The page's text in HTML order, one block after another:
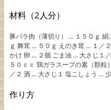
材料（2人分）
豚バラ肉（薄切り） … １５０ｇ
ｇ 舞茸 … ５０ｇ えのき茸 … １／
かけ 卵 … ２個 ごま油 … 大さじ１
５０ｃｃ 鶏ガラスープの素（顆
／２ 酒 … 大さじ１ 塩こしょう …
作り方